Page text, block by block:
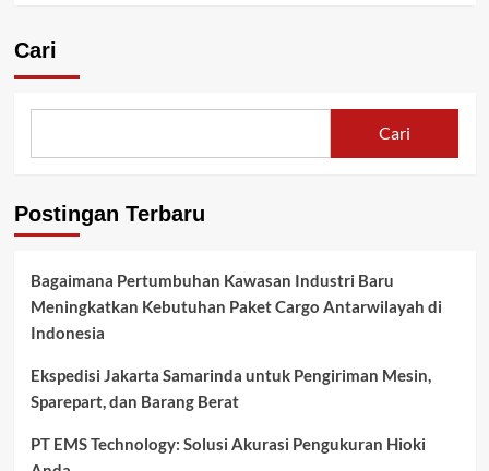
Cari
Cari
Postingan Terbaru
Bagaimana Pertumbuhan Kawasan Industri Baru
Meningkatkan Kebutuhan Paket Cargo Antarwilayah di
Indonesia
Ekspedisi Jakarta Samarinda untuk Pengiriman Mesin,
Sparepart, dan Barang Berat
PT EMS Technology: Solusi Akurasi Pengukuran Hioki